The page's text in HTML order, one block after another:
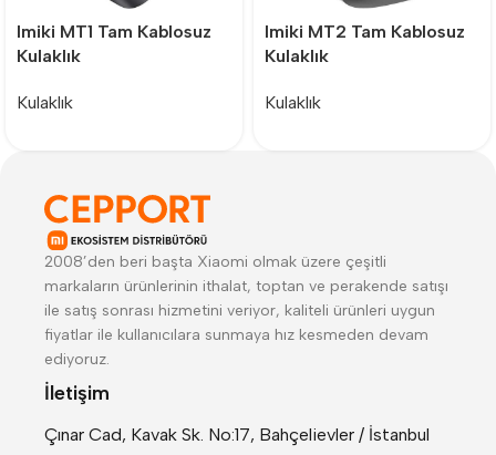
Imiki MT1 Tam Kablosuz
Kulaklık
Kulaklık
Imiki MT2 Tam Kablosuz
Kulaklık
Kulaklık
2008’den beri başta Xiaomi olmak üzere çeşitli
markaların ürünlerinin ithalat, toptan ve perakende satışı
ile satış sonrası hizmetini veriyor, kaliteli ürünleri uygun
fiyatlar ile kullanıcılara sunmaya hız kesmeden devam
ediyoruz.
İletişim
Çınar Cad, Kavak Sk. No:17, Bahçelievler / İstanbul